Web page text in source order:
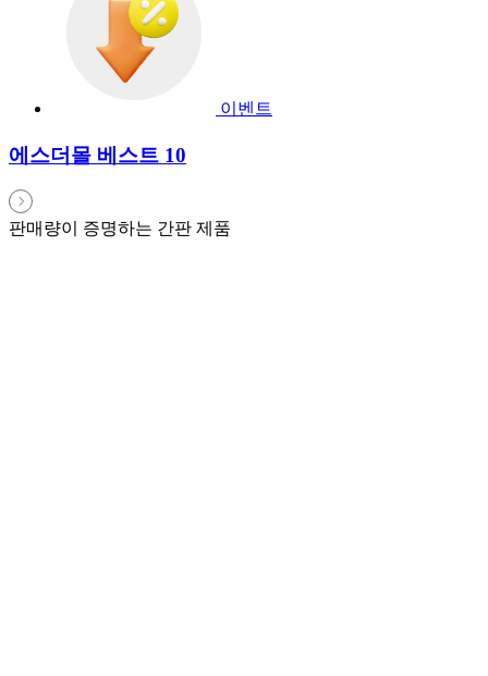
이벤트
에스더몰 베스트 10
판매량이 증명하는 간판 제품